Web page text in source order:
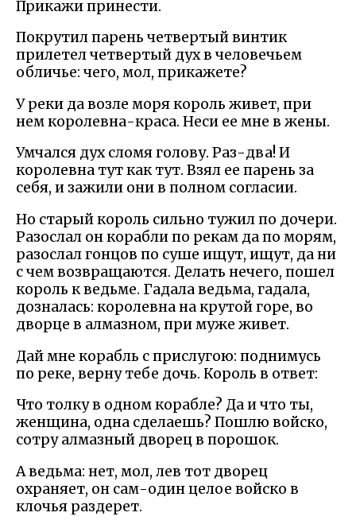
Прикажи принести.
Покрутил парень четвертый винтик
прилетел четвертый дух в человечьем
обличье: чего, мол, прикажете?
У реки да возле моря король живет, при
нем королевна-краса. Неси ее мне в жены.
Умчался дух сломя голову. Раз-два! И
королевна тут как тут. Взял ее парень за
себя, и зажили они в полном согласии.
Но старый король сильно тужил по дочери.
Разослал он корабли по рекам да по морям,
разослал гонцов по суше ищут, ищут, да ни
с чем возвращаются. Делать нечего, пошел
король к ведьме. Гадала ведьма, гадала,
дозналась: королевна на крутой горе, во
дворце в алмазном, при муже живет.
Дай мне корабль с прислугою: поднимусь
по реке, верну тебе дочь. Король в ответ:
Что толку в одном корабле? Да и что ты,
женщина, одна сделаешь? Пошлю войско,
сотру алмазный дворец в порошок.
А ведьма: нет, мол, лев тот дворец
охраняет, он сам-один целое войско в
клочья раздерет.